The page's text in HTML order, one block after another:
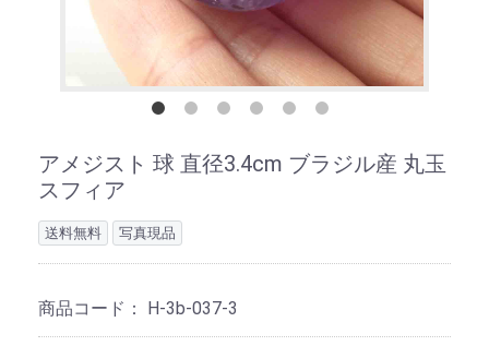
アメジスト 球 直径3.4cm ブラジル産 丸玉
スフィア
送料無料 写真現品
商品コード： H-3b-037-3